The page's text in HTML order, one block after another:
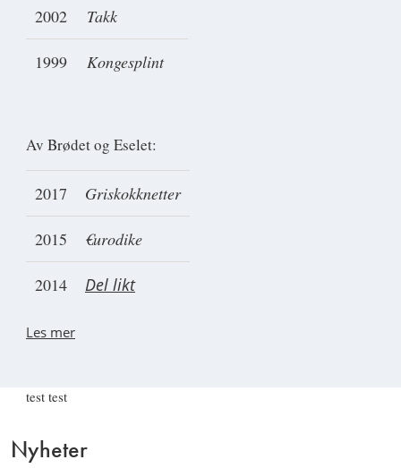
2002 Takk
1999 Kongesplint
Av Brødet og Eselet:
2017 Griskokknetter
2015 €urodike
2014 Del likt
Les mer
test test
Nyheter